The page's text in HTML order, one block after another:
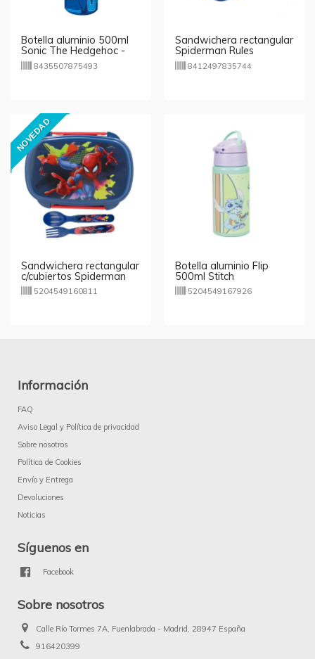
Botella aluminio 500ml
Sonic The Hedgehoc -
azul8435507875493
Sandwichera rectangular
Spiderman Rules
8412497835744
NOVEDAD
Sandwichera rectangular
c/cubiertos Spiderman
5204549160811
Botella aluminio Flip
500ml Stitch
5204549167926
Información
FAQ
Aviso Legal y Política de privacidad
Sobre nosotros
Política de Cookies
Envío y Entrega
Devoluciones
Noticias
Síguenos en
Facebook
Sobre nosotros
Calle Río Tormes 7A, Fuenlabrada - Madrid, 28947 España
916420399